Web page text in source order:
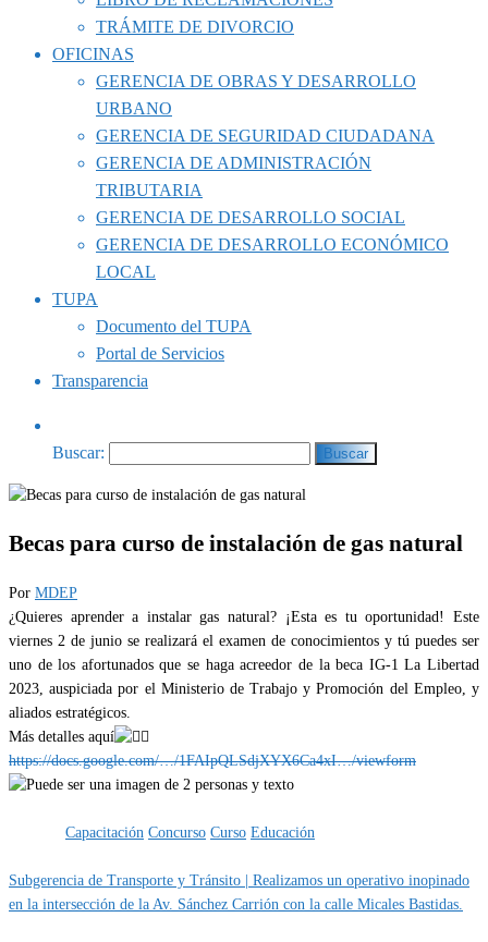
TRÁMITE DE DIVORCIO
OFICINAS
GERENCIA DE OBRAS Y DESARROLLO
URBANO
GERENCIA DE SEGURIDAD CIUDADANA
GERENCIA DE ADMINISTRACIÓN
TRIBUTARIA
GERENCIA DE DESARROLLO SOCIAL
GERENCIA DE DESARROLLO ECONÓMICO
LOCAL
TUPA
Documento del TUPA
Portal de Servicios
Transparencia
Buscar:
Becas para curso de instalación de gas natural
Por MDEP
¿Quieres aprender a instalar gas natural? ¡Esta es tu oportunidad! Este
viernes 2 de junio se realizará el examen de conocimientos y tú puedes ser
uno de los afortunados que se haga acreedor de la beca IG-1 La Libertad
2023, auspiciada por el Ministerio de Trabajo y Promoción del Empleo, y
aliados estratégicos.
Más detalles aquí
https://docs.google.com/…/1FAIpQLSdjXYX6Ca4xI…/viewform
Capacitación Concurso Curso Educación
Subgerencia de Transporte y Tránsito | Realizamos un operativo inopinado
en la intersección de la Av. Sánchez Carrión con la calle Micales Bastidas.